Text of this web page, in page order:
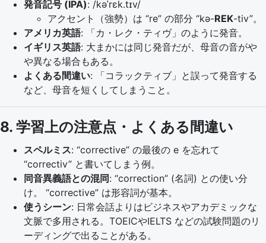
発音記号 (IPA): /kəˈrɛk.tɪv/
アクセント（強勢）は “re” の部分 “kə-REK-tiv”。
アメリカ英語: 「カ・レク・ティヴ」のように発音。
イギリス英語: 大まかには同じ発音だが、母音の音がや
や異なる場合もある。
よくある間違い: 「コラックティブ」と誤って発音する
など、母音を短くしてしまうこと。
8. 学習上の注意点・よくある間違い
スペルミス: “corrective” の最後の e を忘れて
“correctiv” と書いてしまう例。
同音異義語との混同: “correction” (名詞) との使い分
け。 “corrective” は形容詞が基本。
使うシーン: 日常会話よりはビジネスやアカデミックな
文脈で多用される。TOEICやIELTS などの試験問題のリ
ーディングで出ることがある。